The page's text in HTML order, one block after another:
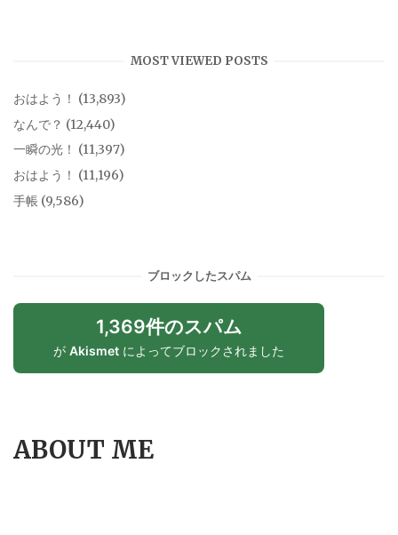
MOST VIEWED POSTS
おはよう！ (13,893)
なんで？ (12,440)
一瞬の光！ (11,397)
おはよう！ (11,196)
手帳 (9,586)
ブロックしたスパム
1,369件のスパム
が Akismet によってブロックされました
ABOUT ME